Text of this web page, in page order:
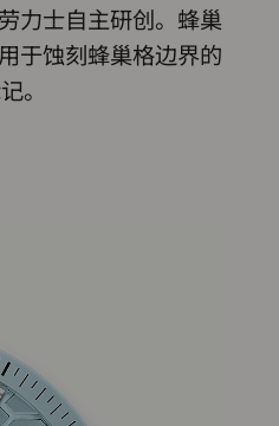
力士自主研创。蜂巢
于蚀刻蜂巢格边界的
。